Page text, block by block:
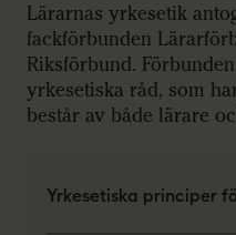
Lärarnas yrkesetik
fackförbunden
Riksförbund.
yrkesetiska råd, som
består av både lärare
Yrkesetiska principer